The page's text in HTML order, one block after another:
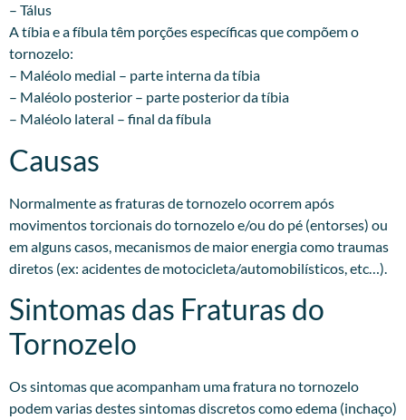
– Tálus
A tíbia e a fíbula têm porções específicas que compõem o
tornozelo:
– Maléolo medial – parte interna da tíbia
– Maléolo posterior – parte posterior da tíbia
– Maléolo lateral – final da fíbula
Causas
Normalmente as fraturas de tornozelo ocorrem após
movimentos torcionais do tornozelo e/ou do pé (entorses) ou
em alguns casos, mecanismos de maior energia como traumas
diretos (ex: acidentes de motocicleta/automobilísticos, etc…).
Sintomas das Fraturas do
Tornozelo
Os sintomas que acompanham uma fratura no tornozelo
podem varias destes sintomas discretos como edema (inchaço)